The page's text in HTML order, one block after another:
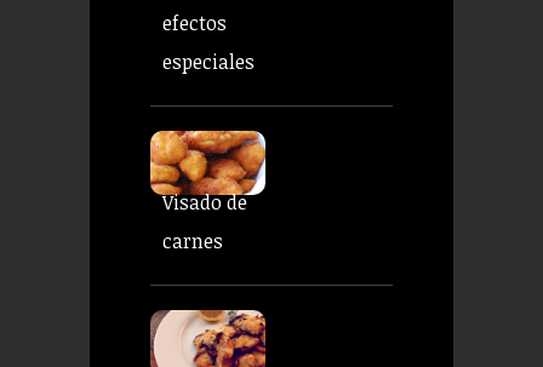
efectos
especiales
Visado de
carnes